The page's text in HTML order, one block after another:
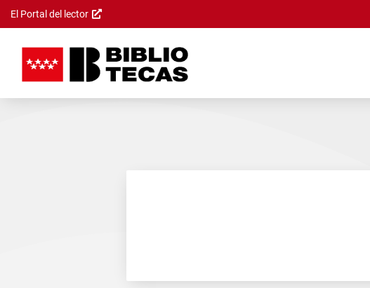
Saltar al
principal
El Portal del lector